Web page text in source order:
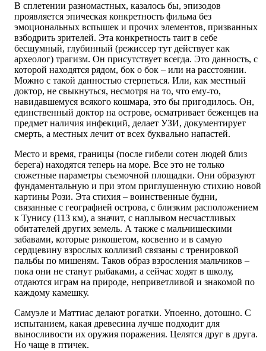
В сплетении разномастных, казалось бы, эпизодов
проявляется эпическая конкретность фильма без
эмоциональных вспышек и прочих элементов, призванных
взбодрить зрителей. Эта конкретность таит в себе
бесшумный, глубинный (режиссер тут действует как
археолог) трагизм. Он присутствует всегда. Это данность, с
которой находятся рядом, бок о бок – или на расстоянии.
Можно с такой данностью стерпеться. Или, как местный
доктор, не свыкнуться, несмотря на то, что ему-то,
навидавшемуся всякого кошмара, это бы пригодилось. Он,
единственный доктор на острове, осматривает беженцев на
предмет наличия инфекций, делает УЗИ, документирует
смерть, а местных лечит от всех буквально напастей.
Место и время, границы (после гибели сотен людей близ
берега) находятся теперь на море. Все это не только
сюжетные параметры ­съемочной площадки. Они образуют
фундаментальную и при этом приглушенную стихию новой
картины Рози. Эта стихия – воинственные будни,
связанные с географией острова, с близким расположением
к Тунису (113 км), а значит, с наплывом несчастливых
обитателей других земель. А также с мальчишескими
забавами, которые рикошетом, косвенно и в самую
сердцевину взрослых коллизий связаны с тренировкой
пальбы по мишеням. Таков образ взросления мальчиков –
пока они не станут рыбаками, а сейчас ходят в школу,
отдаются играм на природе, неприветливой и знакомой по
каждому камешку.
Самуэле и Маттиас делают рогатки. Упоенно, дотошно. С
испытанием, какая древесина лучше подходит для
выносливости их оружия поражения. Целятся друг в друга.
Но чаще в птичек.